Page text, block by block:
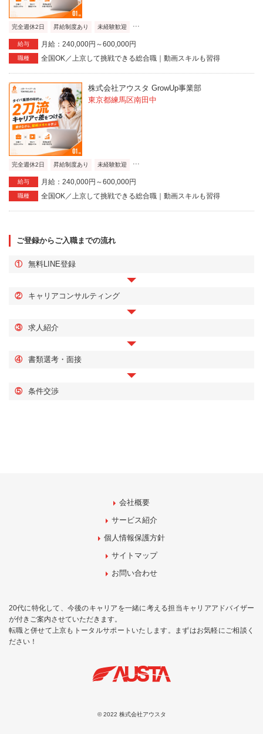
完全週休2日 昇給制度あり 未経験歓迎
給与 月給：240,000円～600,000円
職種 全国OK／上京して挑戦できる総合職｜動画スキルも習得
株式会社アウスタ GrowUp事業部
東京都練馬区南田中
完全週休2日 昇給制度あり 未経験歓迎 ...
給与 月給：240,000円～600,000円
職種 全国OK／上京して挑戦できる総合職｜動画スキルも習得
ご登録からご入職までの流れ
① 無料LINE登録
② キャリアコンサルティング
③ 求人紹介
④ 書類選考・面接
⑤ 条件交渉
会社概要
サービス紹介
個人情報保護方針
サイトマップ
お問い合わせ
20代に特化して、今後のキャリアを一緒に考える担当キャリアアドバイザー
が付きご案内させていただきます。
転職と併せて上京もトータルサポートいたします。まずはお気軽にご相談く
ださい！
© 2022 株式会社アウスタ